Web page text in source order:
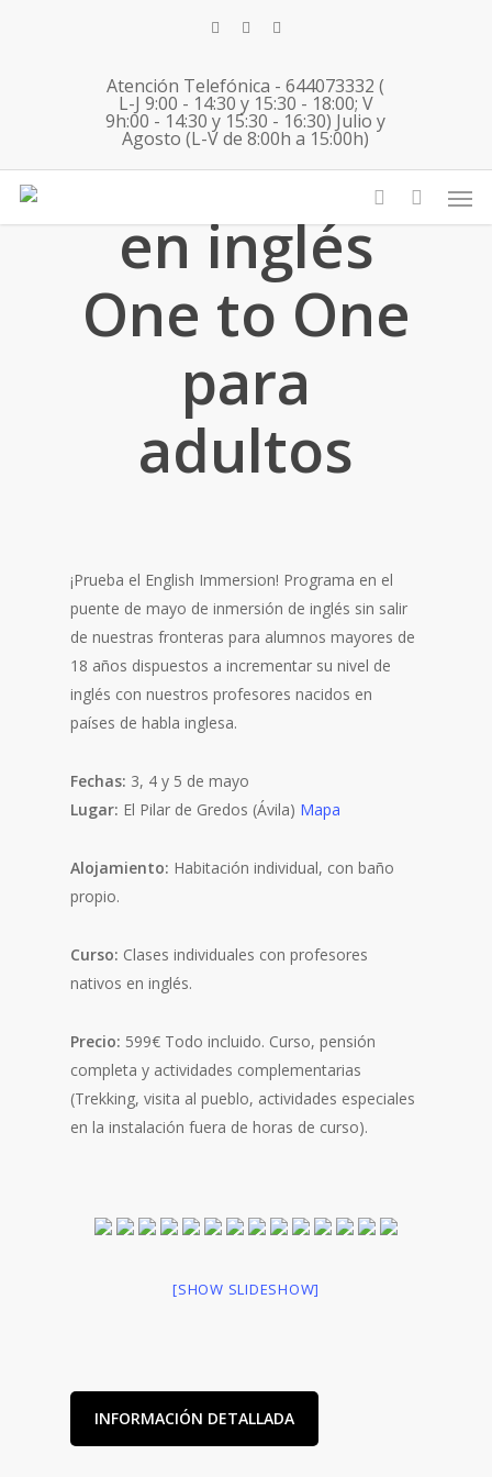
twitterfacebookinstagram
Atención Telefónica - 644073332 (
L-J 9:00 - 14:30 y 15:30 - 18:00; V
9h:00 - 14:30 y 15:30 - 16:30) Julio y
Agosto (L-V de 8:00h a 15:00h)
account
Inmersión
en inglés
One to One
para
adultos
¡Prueba el English Immersion! Programa en el
puente de mayo de inmersión de inglés sin salir
de nuestras fronteras para alumnos mayores de
18 años dispuestos a incrementar su nivel de
inglés con nuestros profesores nacidos en
países de habla inglesa.
Fechas: 3, 4 y 5 de mayo
Lugar: El Pilar de Gredos (Ávila) Mapa
Alojamiento: Habitación individual, con baño
propio.
Curso: Clases individuales con profesores
nativos en inglés.
Precio: 599€ Todo incluido. Curso, pensión
completa y actividades complementarias
(Trekking, visita al pueblo, actividades especiales
en la instalación fuera de horas de curso).
[SHOW SLIDESHOW]
INFORMACIÓN DETALLADA